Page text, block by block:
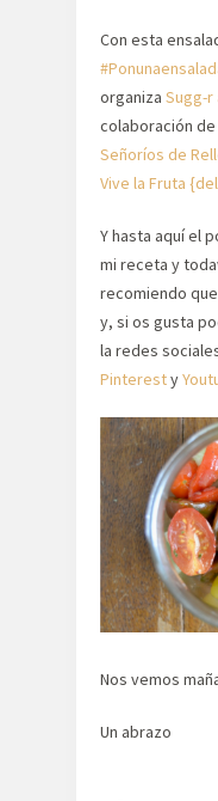
Con esta
organiza Sugg-r
colaboración de
Señoríos de
Vive la Fruta
Y hasta aquí el
mi receta y
recomiendo
y, si os gusta
la redes
Pinteresty
Nos vemos
Un abrazo